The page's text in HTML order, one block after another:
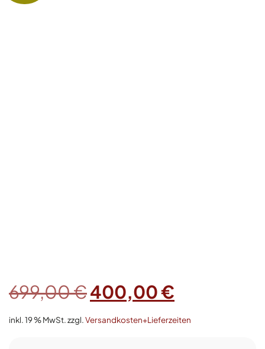
699,00€Ursprünglicher
Preis
400,00€
Preis
inkl. 19 % MwSt.zzgl.Versandkosten+Lieferzeiten